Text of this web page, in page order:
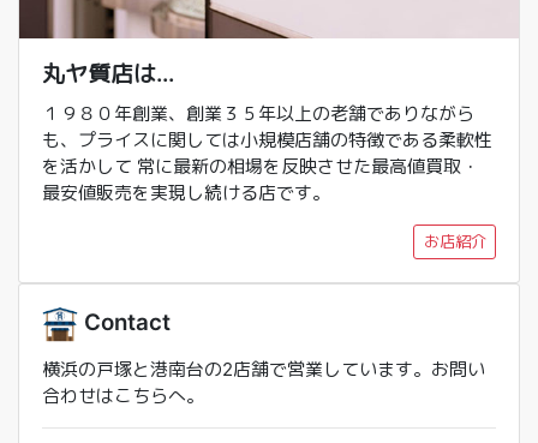
丸ヤ質店は...
１９８０年創業、創業３５年以上の老舗でありながら
も、プライスに関しては小規模店舗の特徴である柔軟性
を活かして 常に最新の相場を反映させた最高値買取・
最安値販売を実現し続ける店です。
お店紹介
Contact
横浜の戸塚と港南台の2店舗で営業しています。お問い
合わせはこちらへ。